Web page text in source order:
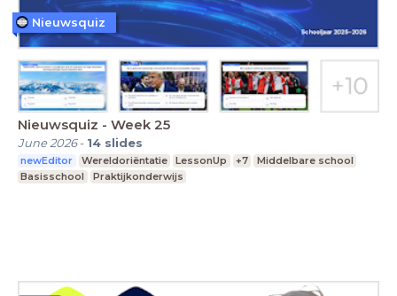
Nieuwsquiz - Week 25
June 2026- 14 slides
newEditor Wereldoriëntatie LessonUp +7
Middelbare school
Basisschool
Praktijkonderwijs
Nieuwsquiz